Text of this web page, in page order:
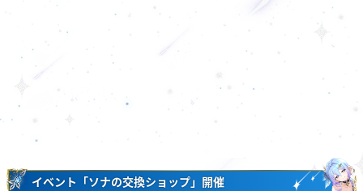
イベント「ソナの交換ショップ」開催